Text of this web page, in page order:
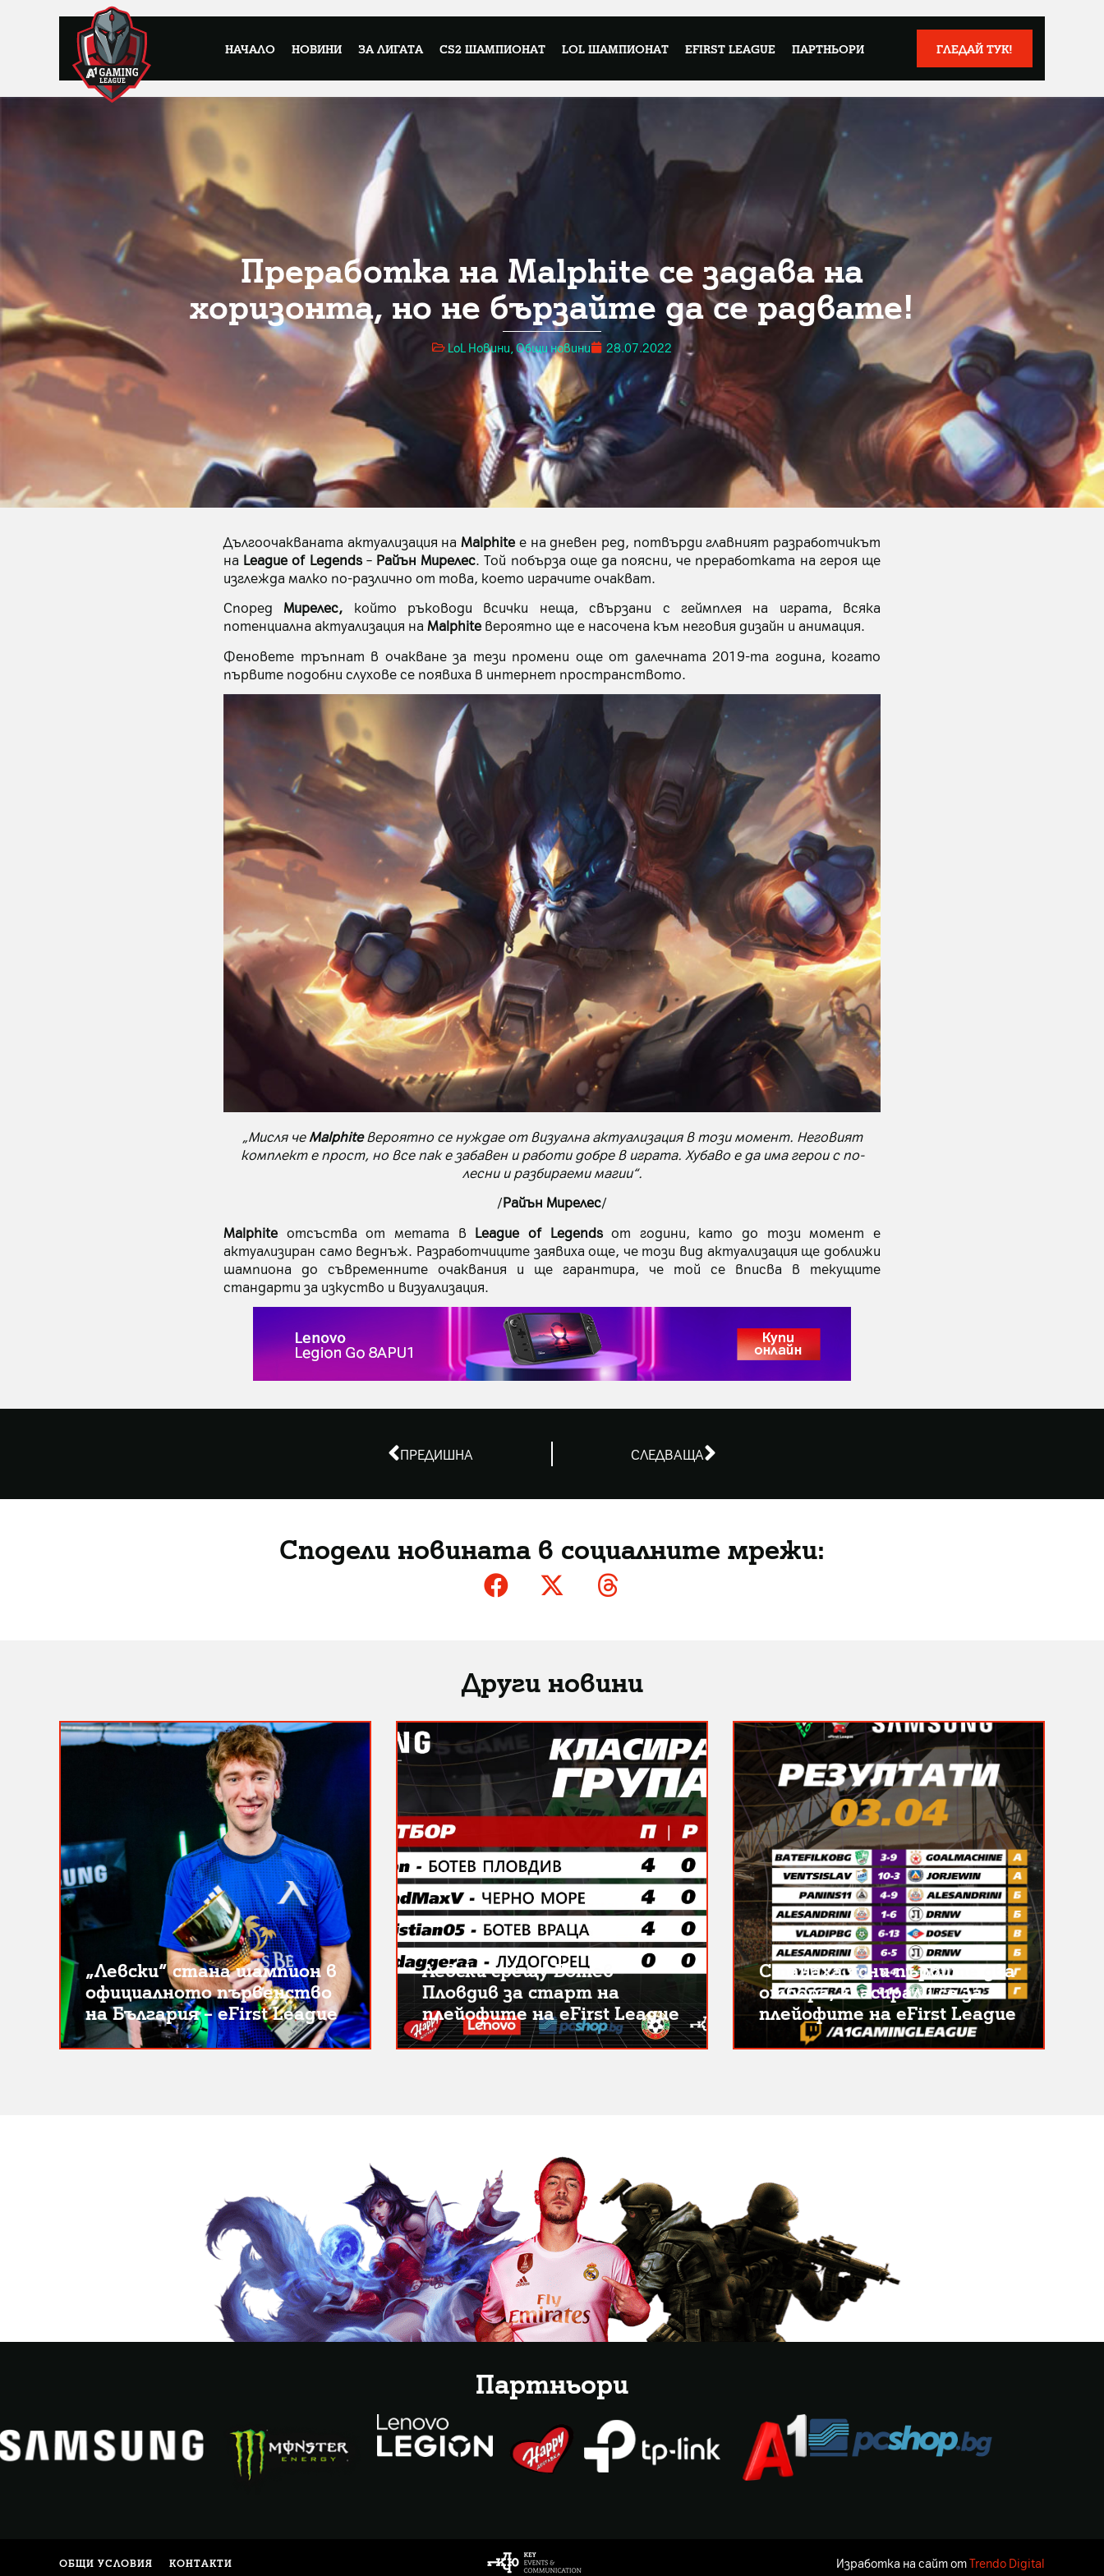
НАЧАЛО НОВИНИ ЗА ЛИГАТА CS2 ШАМПИОНАТ LOL ШАМПИОНАТ EFIRST LEAGUE ПАРТНЬОРИ ГЛЕДАЙ ТУК!
Преработка на Malphite се задава на
хоризонта, но не бързайте да се радвате!
LoL Новини ,Общи новини 28.07.2022
Дългоочакваната актуализация наMalphite е на дневен ред, потвърди главният разработчикът
на League of Legends– Райън Мирелес. Той побърза още да поясни, че преработката на героя ще
изглежда малко по-различно от това, което играчите очакват.
Според Мирелес, който ръководи всички неща, свързани с геймплея на играта, всяка
потенциална актуализация на Malphite вероятно ще е насочена към неговия дизайн и анимация.
Феновете тръпнат в очакване за тези промени още от далечната 2019-та година, когато
първите подобни слухове се появиха в интернет пространството.
„Мисля чеMalphiteвероятно се нуждае от визуална актуализация в този момент. Неговият
комплект е прост, но все пак е забавен и работи добре в играта. Хубаво е да има герои с по-
лесни и разбираеми магии“.
/Райън Мирелес/
Malphite отсъства от метата в League of Legendsот години, като до този момент е
актуализиран само веднъж. Разработчиците заявиха още, че този вид актуализация ще доближи
шампиона до съвременните очаквания и ще гарантира, че той се вписва в текущите
стандарти за изкуство и визуализация.
ПРЕДИШНА СЛЕДВАЩА
Сподели новината в социалните мрежи:
Други новини
„Левски“ стана шампион в
официалното първенство
на България – eFirst League
Левски срещу Ботев
Пловдив за старт на
плейофите на eFirst League
Станаха ясни първите два
отбора, класирали се за
плейофите на eFirst League
Партньори
ОБЩИ УСЛОВИЯ КОНТАКТИ Изработка на сайт отTrendo Digital